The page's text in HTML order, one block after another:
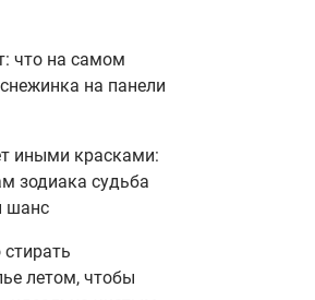
что на самом
на панели
иными красками:
зодиака судьба
шанс
летом, чтобы